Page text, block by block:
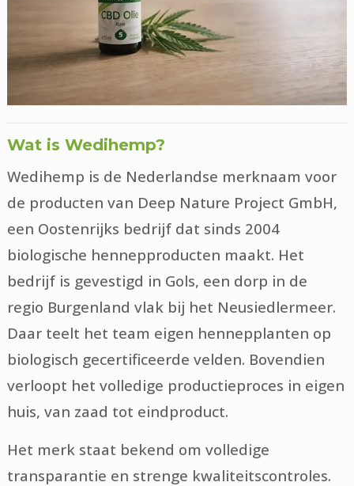
Wat is Wedihemp?
Wedihemp is de Nederlandse merknaam voor
de producten van Deep Nature Project GmbH,
een Oostenrijks bedrijf dat sinds 2004
biologische hennepproducten maakt. Het
bedrijf is gevestigd in Gols, een dorp in de
regio Burgenland vlak bij het Neusiedlermeer.
Daar teelt het team eigen hennepplanten op
biologisch gecertificeerde velden. Bovendien
verloopt het volledige productieproces in eigen
huis, van zaad tot eindproduct.
Het merk staat bekend om volledige
transparantie en strenge kwaliteitscontroles.